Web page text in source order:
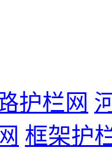
护栏网
框架护